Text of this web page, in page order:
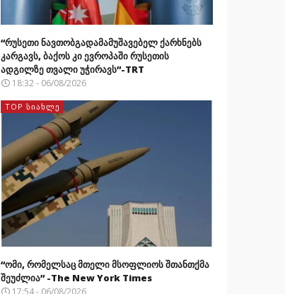
“რუსეთი ნავთობგადამამუშავებელ ქარხნებს
კარგავს, ბაქოს კი ევროპაში რუსეთის
ადგილზე თვალი უჭირავს”-TRT
18:32 - 06/08/2026
TOP ᲡᲘᲐᲮᲚᲔ
“ომი, რომელსაც მთელი მსოფლიოს შთანთქმა
შეუძლია” -The New York Times
17:54 - 06/08/2026